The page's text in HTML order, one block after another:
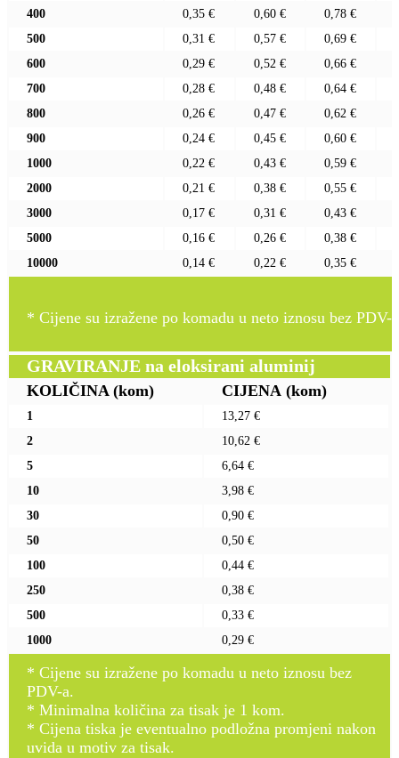
400
0,35 € 0,60 € 0,78 €
500
0,31 € 0,57 € 0,69 €
600
0,29 € 0,52 € 0,66 €
700
0,28 € 0,48 € 0,64 €
800
0,26 € 0,47 € 0,62 €
900
0,24 € 0,45 € 0,60 €
1000
0,22 € 0,43 € 0,59 €
2000
0,21 € 0,38 € 0,55 €
3000
0,17 € 0,31 € 0,43 €
5000
0,16 € 0,26 € 0,38 €
10000
0,14 € 0,22 € 0,35 €
* Cijene su izražene po komadu u neto iznosu bez PDV-
GRAVIRANJE na eloksirani aluminij
KOLIČINA (kom) CIJENA (kom)
1
13,27 €
2
10,62 €
5
6,64 €
10
3,98 €
30
0,90 €
50
0,50 €
100
0,44 €
250
0,38 €
500
0,33 €
1000
0,29 €
* Cijene su izražene po komadu u neto iznosu bez
PDV-a.
* Minimalna količina za tisak je 1 kom.
* Cijena tiska je eventualno podložna promjeni nakon
uvida u motiv za tisak.